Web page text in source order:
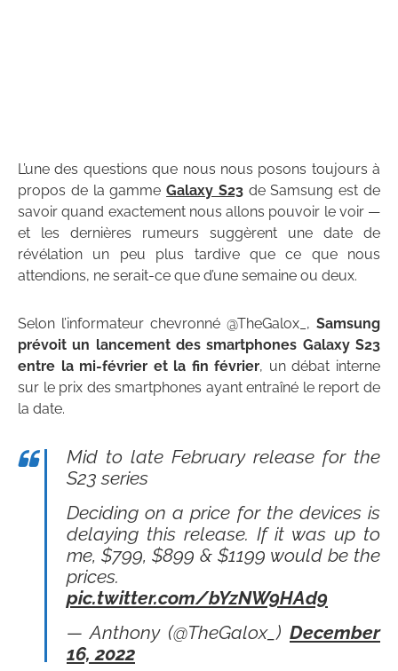
L’une des questions que nous nous posons toujours à
propos de la gammeGalaxy S23de Samsung est de
savoir quand exactement nous allons pouvoir le voir —
et les dernières rumeurs suggèrent une date de
révélation un peu plus tardive que ce que nous
attendions, ne serait-ce que d’une semaine ou deux.
Selon l’informateur chevronné @TheGalox_, Samsung
prévoit un lancement des smartphones Galaxy S23
entre la mi-février et la fin février, un débat interne
sur le prix des smartphones ayant entraîné le report de
la date.
Mid to late February release for the
S23 series
Deciding on a price for the devices is
delaying this release. If it was up to
me, $799, $899 & $1199 would be the
prices.
pic.twitter.com/bYzNW9HAd9
— Anthony (@TheGalox_) December
16, 2022